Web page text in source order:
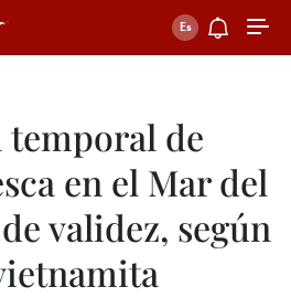
de
en el Mar del
validez, según